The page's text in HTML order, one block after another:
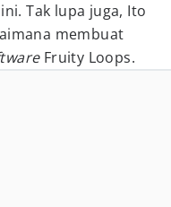
Tak lupa juga, Ito
membuat
Fruity Loops.